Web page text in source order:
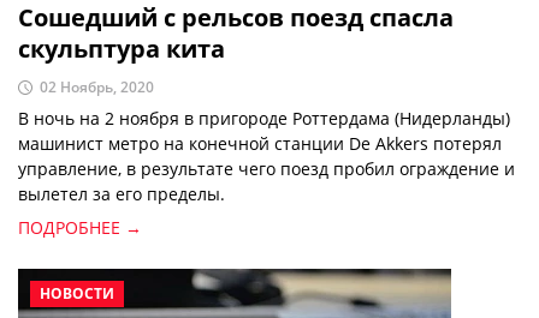
Сошедший с рельсов поезд спасла
скульптура кита
02 Ноябрь, 2020
В ночь на 2 ноября в пригороде Роттердама (Нидерланды)
машинист метро на конечной станции De Akkers потерял
управление, в результате чего поезд пробил ограждение и
вылетел за его пределы.
ПОДРОБНЕЕ →
НОВОСТИ